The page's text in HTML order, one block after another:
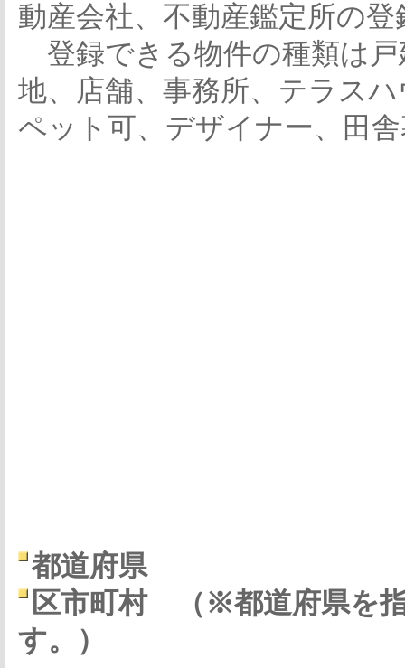
動産会社、不動産鑑定所の
登録できる物件の種類は
地、店舗、事務所、テラス
ペット可、デザイナー、田
都道府県
区市町村
（※都道府県を
す。）